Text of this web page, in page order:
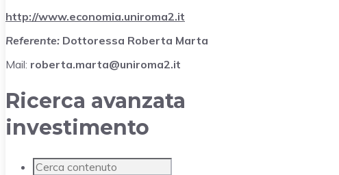
http://www.economia.uniroma2.it
Referente: Dottoressa Roberta Marta
Mail: roberta.marta@uniroma2.it
Ricerca avanzata
investimento